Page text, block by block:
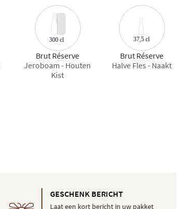
300 cl
Brut Réserve
Jeroboam - Houten
Kist
37,5 cl
Brut Réserve
Halve Fles - Naakt
GESCHENK BERICHT
Laat een kort bericht in uw pakket